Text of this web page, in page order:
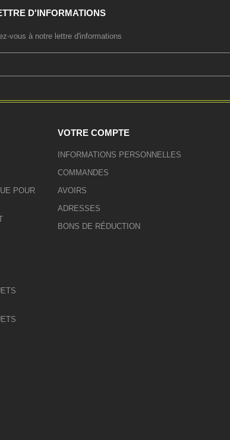
D'INFORMATIONS
vous à notre lettre d'informations
POUR
VOTRE COMPTE
INFORMATIONS PERSONNELLES
COMMANDES
AVOIRS
ADRESSES
BONS DE RÉDUCTION